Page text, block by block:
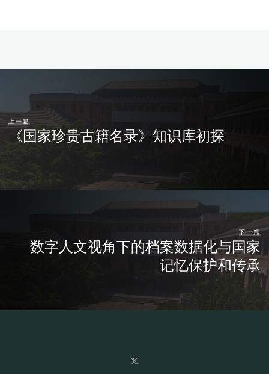
上一篇
《国家珍贵古籍名录》知识库初探
下一篇
数字人文视角下的档案数据化与国家
记忆保护和传承